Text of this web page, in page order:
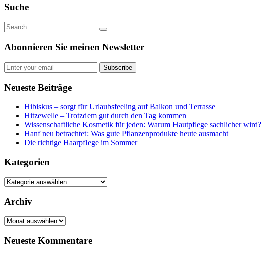
Suche
Abonnieren Sie meinen Newsletter
Subscribe
Neueste Beiträge
Hibiskus – sorgt für Urlaubsfeeling auf Balkon und Terrasse
Hitzewelle – Trotzdem gut durch den Tag kommen
Wissenschaftliche Kosmetik für jeden: Warum Hautpflege sachlicher wird?
Hanf neu betrachtet: Was gute Pflanzenprodukte heute ausmacht
Die richtige Haarpflege im Sommer
Kategorien
Kategorien
Archiv
Archiv
Neueste Kommentare